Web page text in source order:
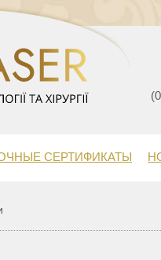
СЕРТИФИКАТЫ